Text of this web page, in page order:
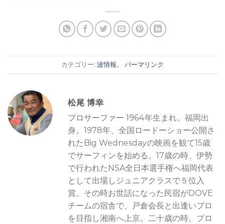
カテゴリー: 波情報 。 パーマリンク
松尾 博幸
プロサーファー 1964年生まれ。福岡出
身。1978年、全国ロードーショー公開さ
れたBig Wednesdayの映画を観て15歳
でサーフィンを始める。17歳の時、伊勢
で行われたNSA全日本選手権へ福岡代表
として出場しジュニアクラスで５位入
賞。その時お世話になった民宿がDOVE
チームの宿舎で、戸倉会長と出逢いプロ
を目指し湘南へ上京。二十歳の時、プロ